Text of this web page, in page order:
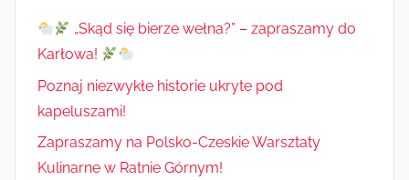
„Skąd się bierze wełna?” – zapraszamy do
Karłowa!
Poznaj niezwykłe historie ukryte pod
kapeluszami!
Zapraszamy na Polsko-Czeskie Warsztaty
Kulinarne w Ratnie Górnym!